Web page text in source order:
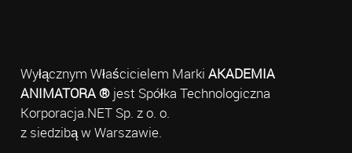
Wyłącznym Właścicielem Marki AKADEMIA
ANIMATORA ®jest Spółka Technologiczna
Korporacja.NET Sp. z o. o.
z siedzibą w Warszawie.